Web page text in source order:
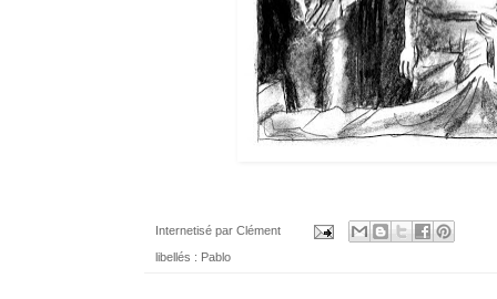
Internetisé par Clément
libellés : Pablo